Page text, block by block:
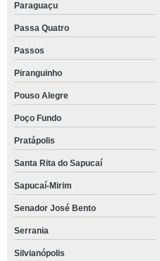
Paraguaçu
Passa Quatro
Passos
Piranguinho
Pouso Alegre
Poço Fundo
Pratápolis
Santa Rita do Sapucaí
Sapucaí-Mirim
Senador José Bento
Serrania
Silvianópolis